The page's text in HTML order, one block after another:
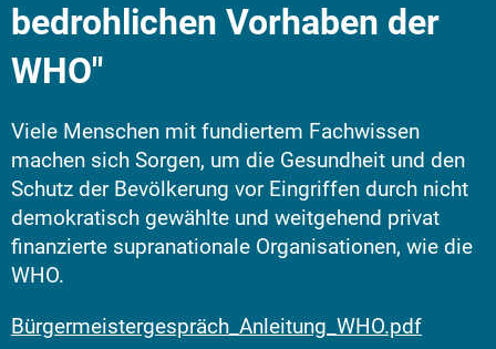
bedrohlichen Vorhaben der
WHO"
Viele Menschen mit fundiertem Fachwissen
machen sich Sorgen, um die Gesundheit und den
Schutz der Bevölkerung vor Eingriffen durch nicht
demokratisch gewählte und weitgehend privat
finanzierte supranationale Organisationen, wie die
WHO.
Bürgermeistergespräch_Anleitung_WHO.pdf